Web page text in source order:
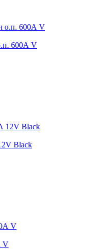
600А V
Black
V